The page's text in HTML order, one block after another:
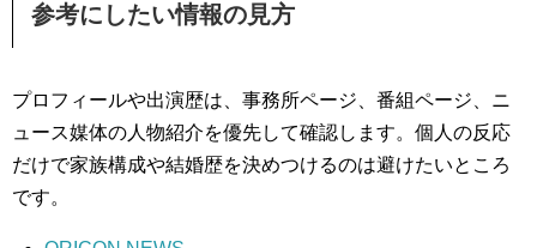
参考にしたい情報の見方
プロフィールや出演歴は、事務所ページ、番組ページ、ニ
ュース媒体の人物紹介を優先して確認します。個人の反応
だけで家族構成や結婚歴を決めつけるのは避けたいところ
です。